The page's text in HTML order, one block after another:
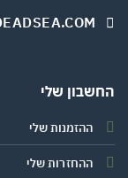
DEADSEA.COM
שלי
ההזמנות שלי
ההחזרות שלי